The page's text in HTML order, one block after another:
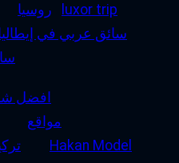
روسيا
luxor trip
سائق عربي في
افضل
مواقع
Hakan Model